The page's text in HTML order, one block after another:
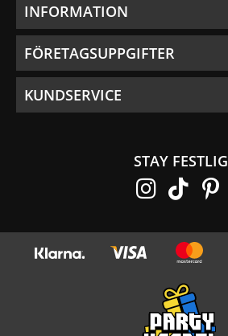
INFORMATION
FÖRETAGSUPPGIFTER
KUNDSERVICE
STAY FESTLIG